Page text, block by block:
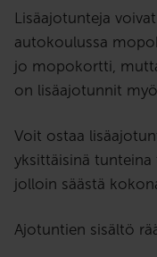
Lisäajotunteja
autokoulussa
jo mopokortti,
on lisäajotunnit
Voit ostaa
yksittäisinä tunteina
jolloin säästä
Ajotuntien sisältö